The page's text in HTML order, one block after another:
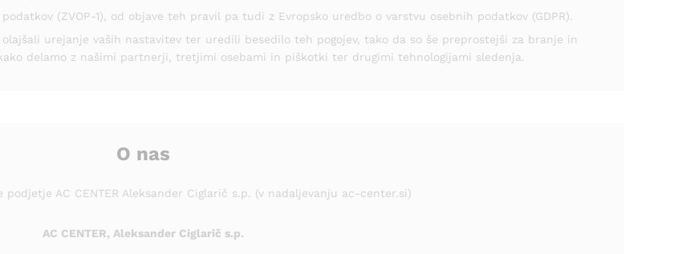
(ZVOP-1), od objave teh pravil pa tudi z Evropsko uredbo o varstvu osebnih podatkov (GDPR).
urejanje vaših nastavitev ter uredili besedilo teh pogojev, tako da so še preprostejši za branje in
delamo z našimi partnerji, tretjimi osebami in piškotki ter drugimi tehnologijami sledenja.
O nas
AC CENTER Aleksander Ciglarič s.p. (v nadaljevanju ac-center.si)
AC CENTER, Aleksander Ciglarič s.p.